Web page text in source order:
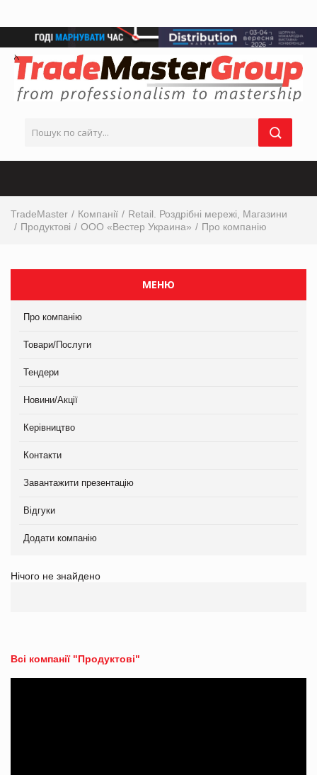
TradeMaster Компанії
Retail. Роздрібні мережі, Магазини
Продуктові
ООО «Вестер Украина» Про компанію
МЕНЮ
Про компанію
Товари/Послуги
Тендери
Новини/Акції
Керівництво
Контакти
Завантажити презентацію
Відгуки
Додати компанію
Нічого не знайдено
Всі компанії "Продуктові"